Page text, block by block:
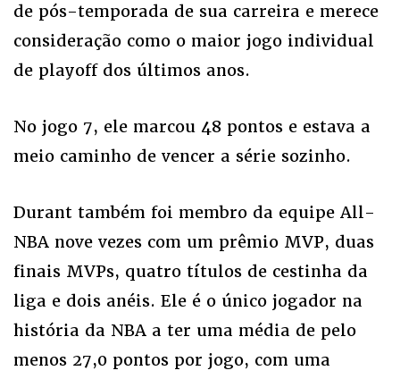
de pós-temporada de sua carreira e merece
consideração como o maior jogo individual
de playoff dos últimos anos.
No jogo 7, ele marcou 48 pontos e estava a
meio caminho de vencer a série sozinho.
Durant também foi membro da equipe All-
NBA nove vezes com um prêmio MVP, duas
finais MVPs, quatro títulos de cestinha da
liga e dois anéis. Ele é o único jogador na
história da NBA a ter uma média de pelo
menos 27,0 pontos por jogo, com uma